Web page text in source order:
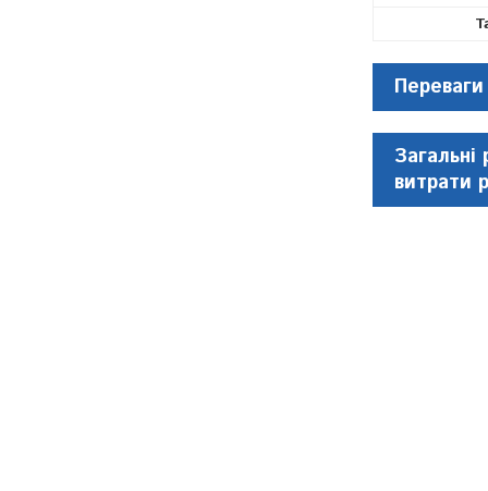
Переваги
витрати